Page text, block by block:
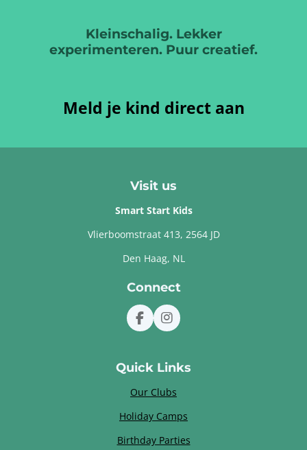
Kleinschalig. Lekker
experimenteren. Puur creatief.
Meld je kind direct aan
Visit us
Smart Start Kids
Vlierboomstraat 413, 2564 JD
Den Haag, NL
Connect
F
a
b
o
k
I
n
t
a
g
r
m
Quick Links
Our Clubs
Holiday Camps
Birthday Parties